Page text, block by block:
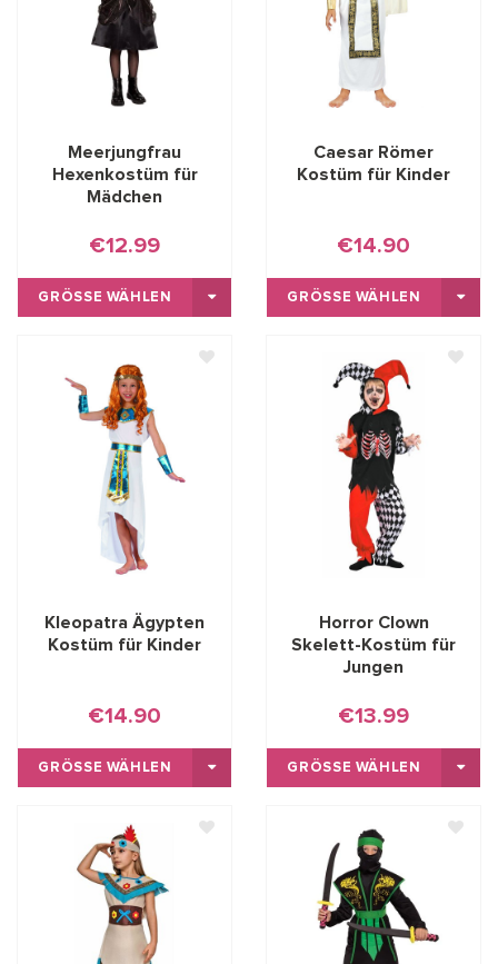
Meerjungfrau
Hexenkostüm für
Mädchen
€12.99
GRÖSSE WÄHLEN
Caesar Römer
Kostüm für Kinder
€14.90
GRÖSSE WÄHLEN
Kleopatra Ägypten
Kostüm für Kinder
€14.90
GRÖSSE WÄHLEN
Horror Clown
Skelett-Kostüm für
Jungen
€13.99
GRÖSSE WÄHLEN